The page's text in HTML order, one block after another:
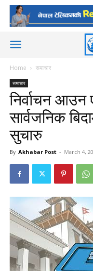
Home समाचार
समाचार
निर्वाचन आउन
सार्वजनिक
सुचारु
By Akhabar Post - March 4,